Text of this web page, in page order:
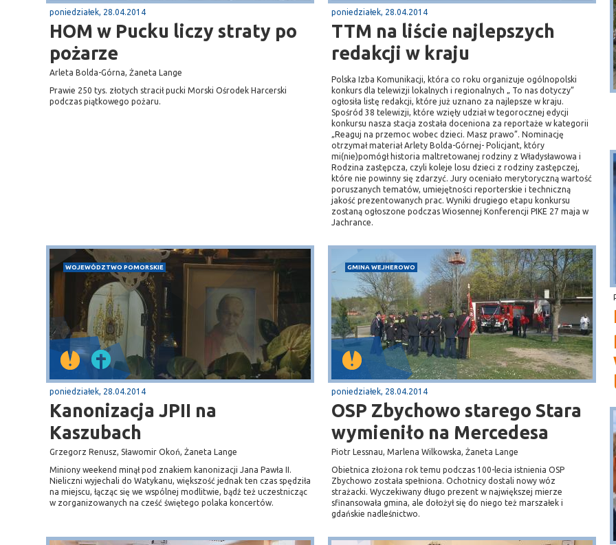
poniedziałek, 28.04.2014
HOM w Pucku liczy straty po
pożarze
Arleta Bolda-Górna, Żaneta Lange
Prawie 250 tys. złotych stracił pucki Morski Ośrodek Harcerski
podczas piątkowego pożaru.
poniedziałek, 28.04.2014
TTM na liście najlepszych
redakcji w kraju
Polska Izba Komunikacji, która co roku organizuje ogólnopolski
konkurs dla telewizji lokalnych i regionalnych „ To nas dotyczy”
ogłosiła listę redakcji, które już uznano za najlepsze w kraju.
Spośród 38 telewizji, które wzięły udział w tegorocznej edycji
konkursu nasza stacja została doceniona za reportaże w kategorii
„Reaguj na przemoc wobec dzieci. Masz prawo”. Nominację
otrzymał materiał Arlety Bolda-Górnej- Policjant, który
mi(nie)pomógł historia maltretowanej rodziny z Władysławowa i
Rodzina zastępcza, czyli koleje losu dzieci z rodziny zastępczej,
które nie powinny się zdarzyć. Jury oceniało merytoryczną wartość
poruszanych tematów, umiejętności reporterskie i techniczną
jakość prezentowanych prac. Wyniki drugiego etapu konkursu
zostaną ogłoszone podczas Wiosennej Konferencji PIKE 27 maja w
Jachrance.
WOJEWÓDZTWO POMORSKIE
poniedziałek, 28.04.2014
Kanonizacja JPII na
Kaszubach
Grzegorz Renusz, Sławomir Okoń, Żaneta Lange
Miniony weekend minął pod znakiem kanonizacji Jana Pawła II.
Nieliczni wyjechali do Watykanu, większość jednak ten czas spędziła
na miejscu, łącząc się we wspólnej modlitwie, bądź też uczestnicząc
w zorganizowanych na cześć świętego polaka koncertów.
GMINA WEJHEROWO
poniedziałek, 28.04.2014
OSP Zbychowo starego Stara
wymieniło na Mercedesa
Piotr Lessnau, Marlena Wilkowska, Żaneta Lange
Obietnica złożona rok temu podczas 100-lecia istnienia OSP
Zbychowo została spełniona. Ochotnicy dostali nowy wóz
strażacki. Wyczekiwany długo prezent w największej mierze
sfinansowała gmina, ale dołożył się do niego też marszałek i
gdańskie nadleśnictwo.
krajową nr 6
Sopot
plaża
Puck
Przystań, molo